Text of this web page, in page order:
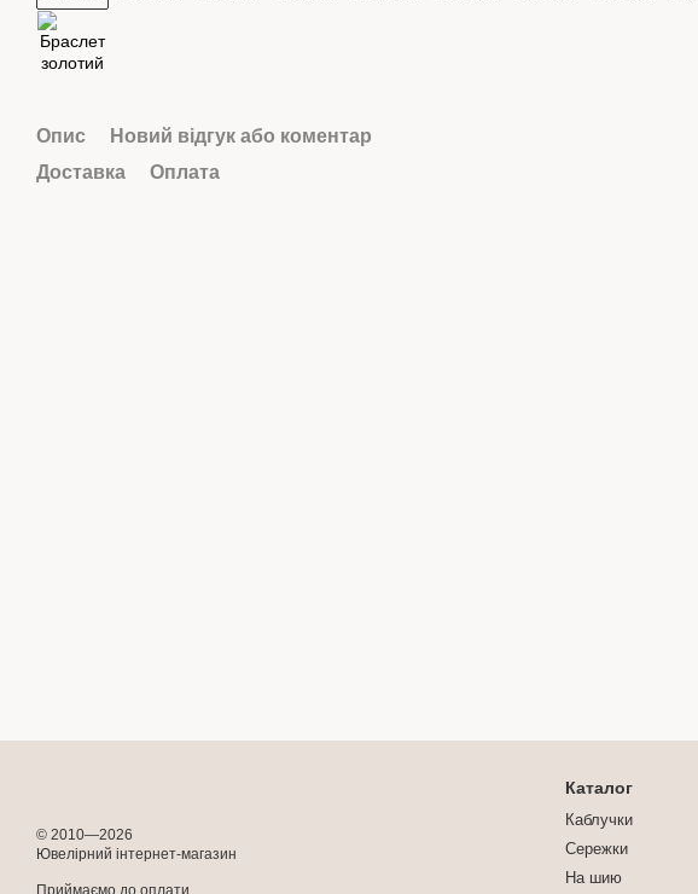
Опис
Новий відгук або коментар
Доставка
Оплата
© 2010—2026
Ювелірний інтернет-магазин
Приймаємо до оплати
Каталог
Каблучки
Сережки
На шию